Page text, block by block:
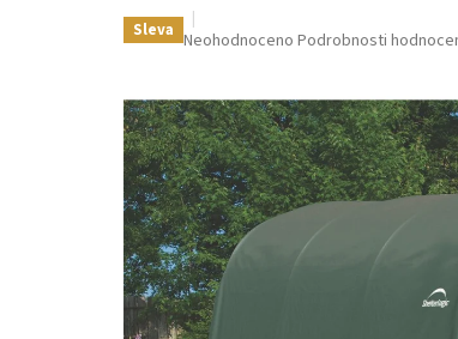
Sleva Průměrné
je
0,0
z
5
hvězdiček.
Neohodnoceno Podrobnosti